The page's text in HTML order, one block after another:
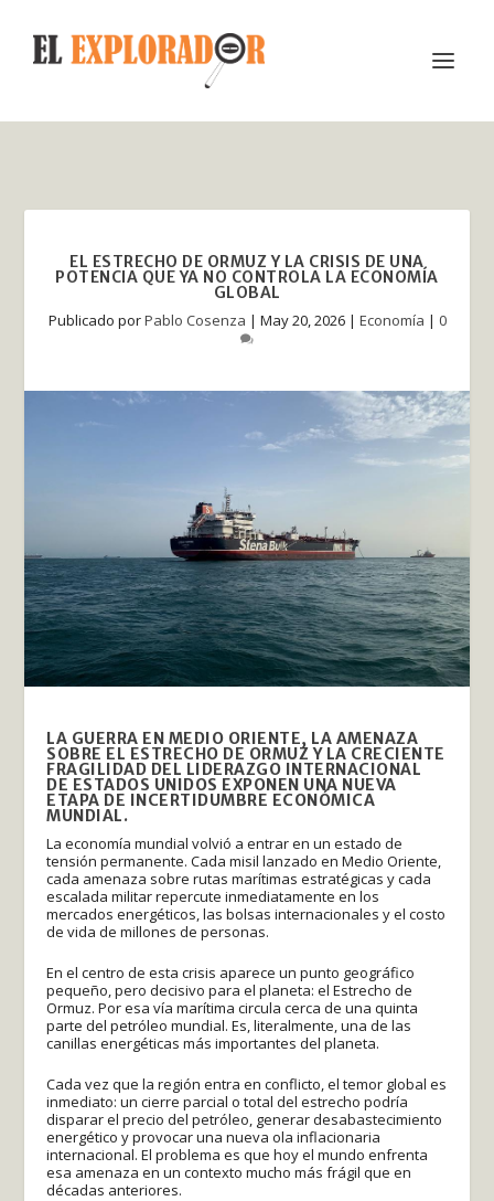
EL ESTRECHO DE ORMUZ Y LA CRISIS DE UNA
POTENCIA QUE YA NO CONTROLA LA ECONOMÍA
GLOBAL
Publicado porPablo Cosenza | May 20, 2026| Economía | 0
LA GUERRA EN MEDIO ORIENTE, LA AMENAZA
SOBRE EL ESTRECHO DE ORMUZ Y LA CRECIENTE
FRAGILIDAD DEL LIDERAZGO INTERNACIONAL
DE ESTADOS UNIDOS EXPONEN UNA NUEVA
ETAPA DE INCERTIDUMBRE ECONÓMICA
MUNDIAL.
La economía mundial volvió a entrar en un estado de
tensión permanente. Cada misil lanzado en Medio Oriente,
cada amenaza sobre rutas marítimas estratégicas y cada
escalada militar repercute inmediatamente en los
mercados energéticos, las bolsas internacionales y el costo
de vida de millones de personas.
En el centro de esta crisis aparece un punto geográfico
pequeño, pero decisivo para el planeta: el Estrecho de
Ormuz. Por esa vía marítima circula cerca de una quinta
parte del petróleo mundial. Es, literalmente, una de las
canillas energéticas más importantes del planeta.
Cada vez que la región entra en conflicto, el temor global es
inmediato: un cierre parcial o total del estrecho podría
disparar el precio del petróleo, generar desabastecimiento
energético y provocar una nueva ola inflacionaria
internacional. El problema es que hoy el mundo enfrenta
esa amenaza en un contexto mucho más frágil que en
décadas anteriores.